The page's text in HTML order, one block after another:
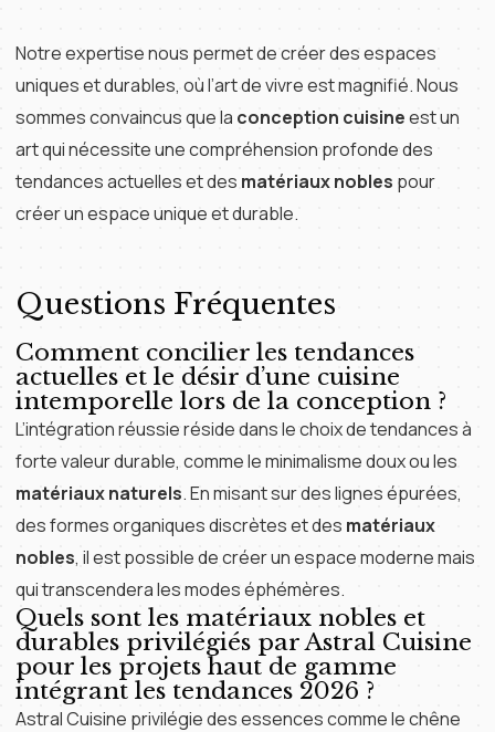
Notre expertise nous permet de créer des espaces
uniques et durables, où l’art de vivre est magnifié. Nous
sommes convaincus que la conception cuisineest un
art qui nécessite une compréhension profonde des
tendances actuelles et des matériaux nobles pour
créer un espace unique et durable.
Questions Fréquentes
Comment concilier les tendances
actuelles et le désir d’une cuisine
intemporelle lors de la conception ?
L’intégration réussie réside dans le choix de tendances à
forte valeur durable, comme le minimalisme doux ou les
matériaux naturels. En misant sur des lignes épurées,
des formes organiques discrètes et des matériaux
nobles, il est possible de créer un espace moderne mais
qui transcendera les modes éphémères.
Quels sont les matériaux nobles et
durables privilégiés par Astral Cuisine
pour les projets haut de gamme
intégrant les tendances 2026 ?
Astral Cuisine privilégie des essences comme le chêne